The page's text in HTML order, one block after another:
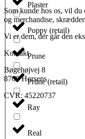
Plaster
Poppy (retail)
Prune
Prune (retail)
Ray
Real
Som kunde hos os, vil
og merchandise,
Vi er dem, der går den
Kontakt
Bøgehøjvej 8
8700 Horsens
CVR: 45220737